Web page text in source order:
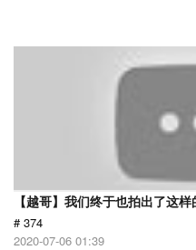
【越哥】我们终于也拍出了这
# 374
2020-07-06 01:39